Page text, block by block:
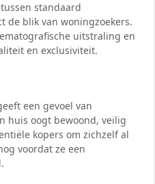
standaard
de blik van woningzoekers.
uitstraling en
en exclusiviteit.
een gevoel van
huis oogt bewoond, veilig
kopers om zichzelf al
voordat ze een